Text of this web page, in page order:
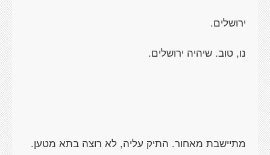
ירושלים.
נו, טוב. שיהיה ירושלים.
מתיישבת מאחור. התיק עליה, לא רוצה בתא מטען.